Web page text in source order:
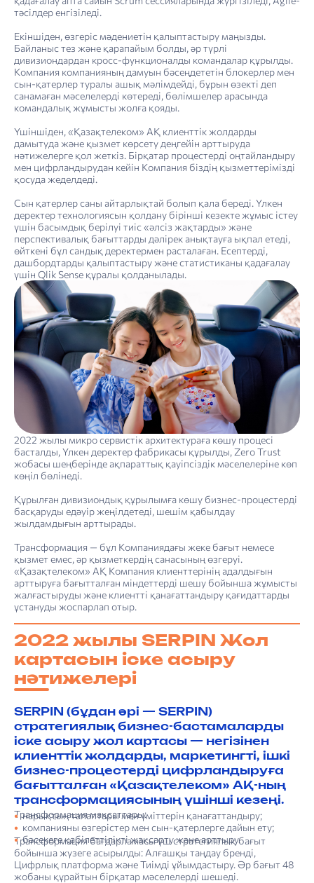
тәсілдер енгізіледі.
Екіншіден, өзгеріс мәдениетін қалыптастыру маңызды.
Байланыс тез және қарапайым болды, әр түрлі
дивизиондардан кросс-функционалды командалар құрылды.
Компания компанияның дамуын бәсеңдететін блокерлер мен
сын-қатерлер туралы ашық мәлімдейді, бұрын өзекті деп
санамаған мәселелерді көтереді, бөлімшелер арасында
командалық жұмысты жолға қояды.
Үшіншіден, «Қазақтелеком» АҚ клиенттік жолдарды
дамытуда және қызмет көрсету деңгейін арттыруда
нәтижелерге қол жеткіз. Бірқатар процестерді оңтайландыру
мен цифрландырудан кейін Компания біздің қызметтерімізді
қосуда жеделдеді.
Сын қатерлер саны айтарлықтай болып қала береді. Үлкен
деректер технологиясын қолдану бірінші кезекте жұмыс істеу
үшін басымдық берілуі тиіс «әлсіз жақтарды» және
перспективалық бағыттарды дәлірек анықтауға ықпал етеді,
өйткені бұл сандық деректермен расталаған. Есептерді,
дашбордтарды қалыптастыру және статистиканы қадағалау
үшін Qlik Sense құралы қолданылады.
2022 жылы микро сервистік архитектураға көшу процесі
басталды, Үлкен деректер фабрикасы құрылды, Zero Trust
жобасы шеңберінде ақпараттық қауіпсіздік мәселелеріне көп
көңіл бөлінеді.
Құрылған дивизиондық құрылымға көшу бизнес-процестерді
басқаруды едәуір жеңілдетеді, шешім қабылдау
жылдамдығын арттырады.
Трансформация — бұл Компаниядағы жеке бағыт немесе
қызмет емес, әр қызметкердің санасының өзгеруі.
«Қазақтелеком» АҚ Компания клиенттерінің адалдығын
арттыруға бағытталған міндеттерді шешу бойынша жұмысты
жалғастыруды және клиентті қанағаттандыру қағидаттарды
ұстануды жоспарлап отыр.
2022 жылы SERPIN Жол
картасын іске асыру
нәтижелері
SERPIN (бұдан әрі — SERPIN)
стратегиялық бизнес-бастамаларды
іске асыру жол картасы — негізінен
клиенттік жолдарды, маркетингті, ішкі
бизнес-процестерді цифрландыруға
бағытталған «Қазақтелеком» АҚ-ның
трансформациясының үшінші кезеңі.
Трансформация мақсаттары:
нарықтың талаптары мен үміттерін қанағаттандыру;
компанияны өзгерістер мен сын-қатерлерге ­дайын ету;
бәсекеге қабілеттілікті жақсарту және арттыру.
Трансформация бағдарламасы үш стратегиялық бағыт
бойынша жүзеге асырылды: Алғашқы таңдау бренді,
Цифрлық платформа және Тиімді ұйымдастыру. Әр бағыт 48
жобаны құрайтын бірқатар мәселелерді шешеді.